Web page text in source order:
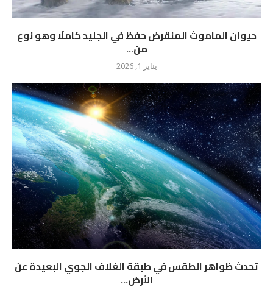
حيوان الماموث المنقرض حفظ في الجليد كاملًا وهو نوع
من...
يناير 1, 2026
تحدث ظواهر الطقس في طبقة الغلاف الجوي البعيدة عن
الأرض...